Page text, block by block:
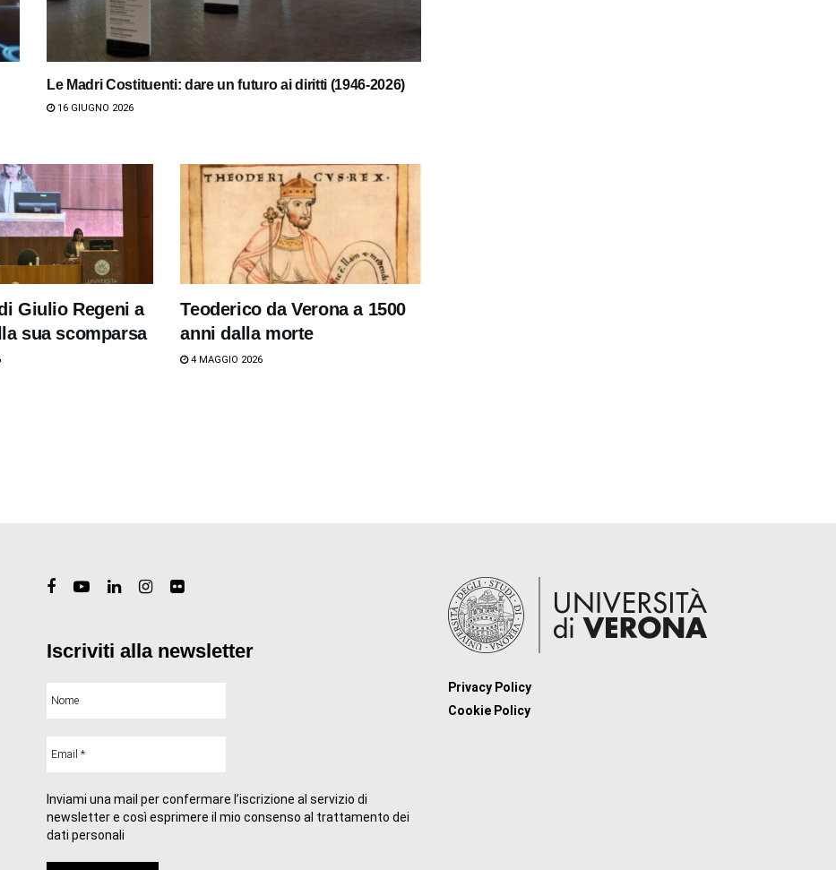
Le Madri Costituenti: dare un futuro ai diritti (1946-2026)
16 GIUGNO 2026
Giulio Regeni a
sua scomparsa
Teoderico da Verona a 1500
anni dalla morte
4 MAGGIO 2026
Iscriviti alla newsletter
Inviami una mail per confermare l’iscrizione al servizio di
newsletter e così esprimere il mio consenso al trattamento dei
dati personali
Privacy Policy
Cookie Policy